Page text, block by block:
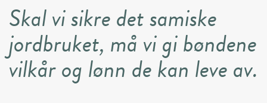
Skal vi sikre det samiske
jordbruket, må vi gi bøndene
vilkår og lønn de kan leve av.